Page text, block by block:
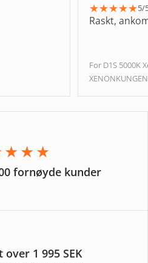
★★★★★5/
Raskt,
For D1S 5000K
fornøyde kunder
1 995 SEK